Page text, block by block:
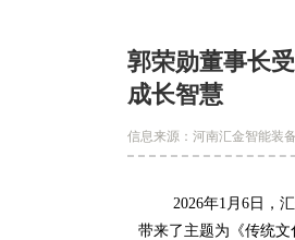
郭荣勋董事长
成长智慧
信息来源：河南汇金智能装
2026年1月6日，汇
带来了主题为《传统文